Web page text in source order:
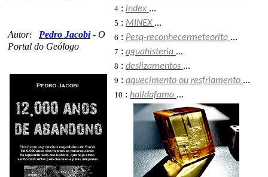
Autor: Pedro Jacobi- O
Portal do Geólogo
4 : index ...
5 : MINEX ...
6 : Pesq-reconhecermeteorito ...
7 : aguahisteria ...
8 : deslizamentos ...
9 : aquecimento ou resfriamento ...
10 : halldafama ...